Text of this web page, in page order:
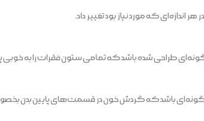
اندازه‌ای که مورد نیاز بود تغییر داد.
طراحی شده باشد که تمامی ستون فقرات را به
گونه‌ای باشد که گردش خون در قسمت‌های پایین بدن